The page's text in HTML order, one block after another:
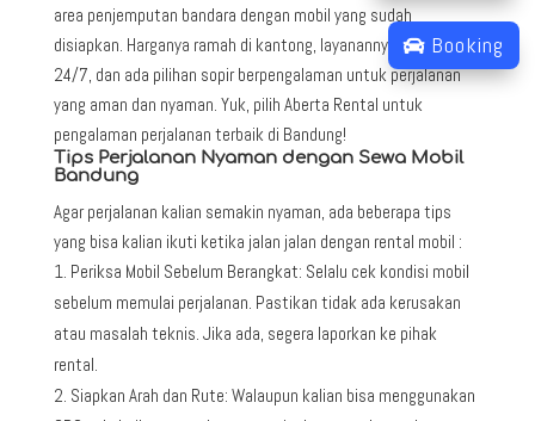
area penjemputan bandara dengan mobil yang sudah
disiapkan. Harganya ramah di kantong, layanannya tersedia
24/7, dan ada pilihan sopir berpengalaman untuk perjalanan
yang aman dan nyaman. Yuk, pilih Aberta Rental untuk
pengalaman perjalanan terbaik di Bandung!
Tips Perjalanan Nyaman dengan Sewa Mobil
Bandung
Agar perjalanan kalian semakin nyaman, ada beberapa tips
yang bisa kalian ikuti ketika jalan jalan dengan rental mobil :
Periksa Mobil Sebelum Berangkat: Selalu cek kondisi mobil
sebelum memulai perjalanan. Pastikan tidak ada kerusakan
atau masalah teknis. Jika ada, segera laporkan ke pihak
rental.
Siapkan Arah dan Rute: Walaupun kalian bisa menggunakan
Booking